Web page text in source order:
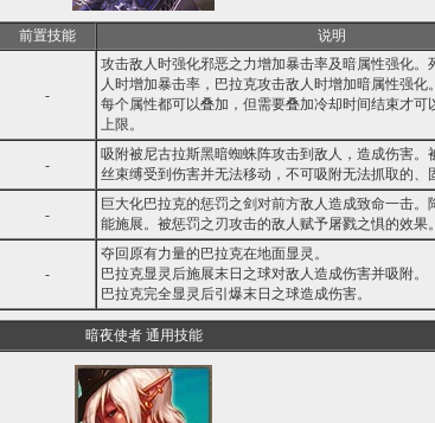
前置技能 说明
-
攻击敌人时强化邪恶之力增加暴击率及暗属性强化。
人时增加暴击率，巴拉克攻击敌人时增加暗属性强化。
每个属性都可以叠加，但需要叠加冷却时间结束才可
上限。
-
吸附被尼古拉斯黑暗蜘蛛阵攻击到敌人，造成伤害。
丝束缚受到伤害并无法移动，不可吸附无法抓取的、
-
巨大化巴拉克的惩罚之剑对前方敌人造成致命一击。
能施展。被惩罚之刃攻击的敌人赋予屠戮之惧的效果。
-
夺回原有力量的巴拉克在地面显灵。
巴拉克显灵后施展末日之球对敌人造成伤害并吸附。
巴拉克完全显灵后引爆末日之球造成伤害。
暗夜使者 通用技能